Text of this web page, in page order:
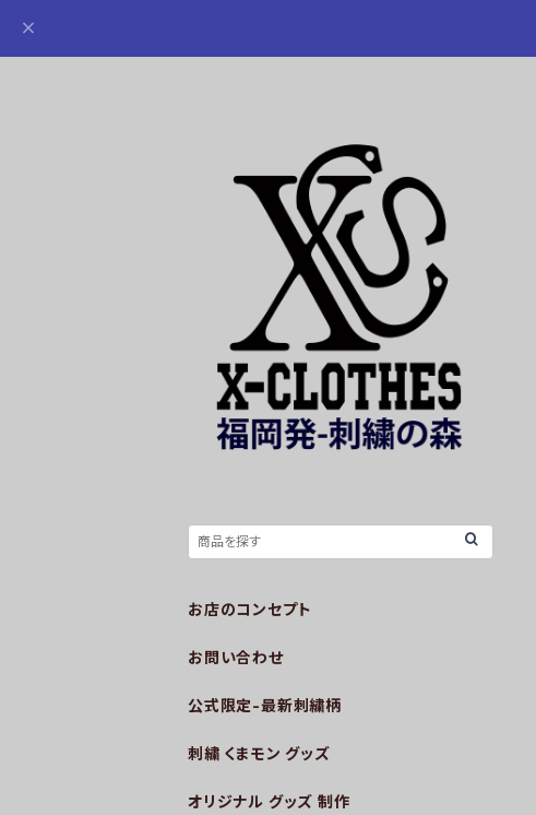
お店のコンセプト
お問い合わせ
公式限定-最新刺繍柄
刺繍 くまモン グッズ
オリジナル グッズ 制作